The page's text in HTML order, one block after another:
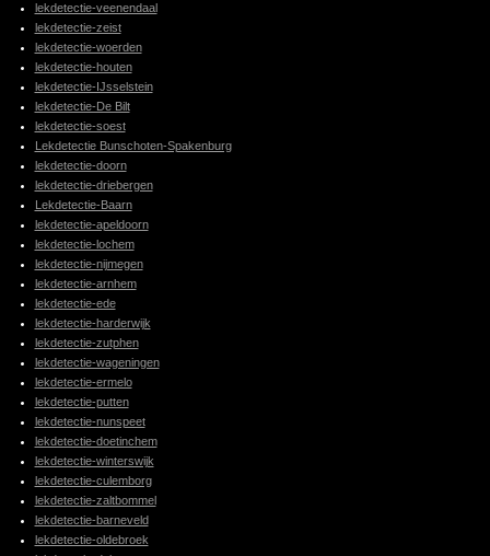
lekdetectie-veenendaal
lekdetectie-zeist
lekdetectie-woerden
lekdetectie-houten
lekdetectie-IJsselstein
lekdetectie-De Bilt
lekdetectie-soest
Lekdetectie Bunschoten-Spakenburg
lekdetectie-doorn
lekdetectie-driebergen
Lekdetectie-Baarn
lekdetectie-apeldoorn
lekdetectie-lochem
lekdetectie-nijmegen
lekdetectie-arnhem
lekdetectie-ede
lekdetectie-harderwijk
lekdetectie-zutphen
lekdetectie-wageningen
lekdetectie-ermelo
lekdetectie-putten
lekdetectie-nunspeet
lekdetectie-doetinchem
lekdetectie-winterswijk
lekdetectie-culemborg
lekdetectie-zaltbommel
lekdetectie-barneveld
lekdetectie-oldebroek